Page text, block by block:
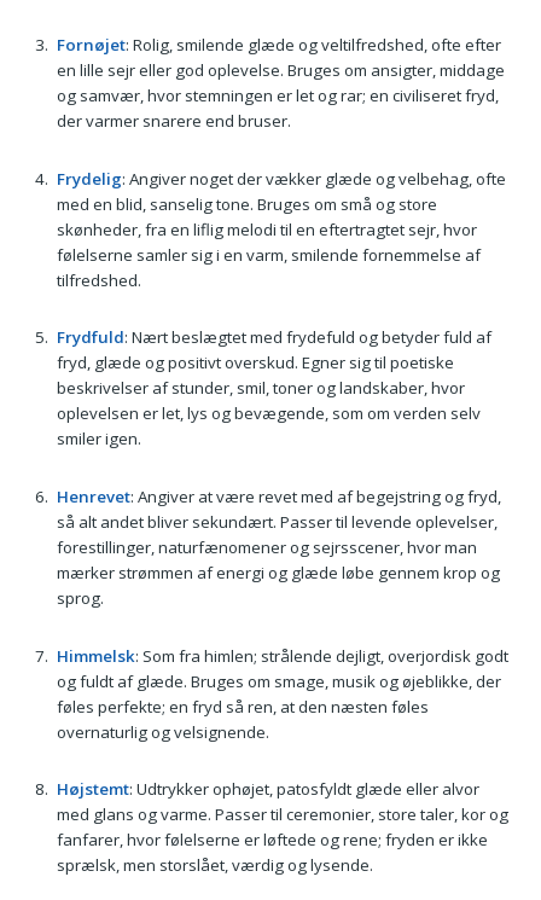
Fornøjet: Rolig, smilende glæde og veltilfredshed, ofte efter
en lille sejr eller god oplevelse. Bruges om ansigter, middage
og samvær, hvor stemningen er let og rar; en civiliseret fryd,
der varmer snarere end bruser.
Frydelig: Angiver noget der vækker glæde og velbehag, ofte
med en blid, sanselig tone. Bruges om små og store
skønheder, fra en liflig melodi til en eftertragtet sejr, hvor
følelserne samler sig i en varm, smilende fornemmelse af
tilfredshed.
Frydfuld: Nært beslægtet med frydefuld og betyder fuld af
fryd, glæde og positivt overskud. Egner sig til poetiske
beskrivelser af stunder, smil, toner og landskaber, hvor
oplevelsen er let, lys og bevægende, som om verden selv
smiler igen.
Henrevet: Angiver at være revet med af begejstring og fryd,
så alt andet bliver sekundært. Passer til levende oplevelser,
forestillinger, naturfænomener og sejrsscener, hvor man
mærker strømmen af energi og glæde løbe gennem krop og
sprog.
Himmelsk: Som fra himlen; strålende dejligt, overjordisk godt
og fuldt af glæde. Bruges om smage, musik og øjeblikke, der
føles perfekte; en fryd så ren, at den næsten føles
overnaturlig og velsignende.
Højstemt: Udtrykker ophøjet, patosfyldt glæde eller alvor
med glans og varme. Passer til ceremonier, store taler, kor og
fanfarer, hvor følelserne er løftede og rene; fryden er ikke
sprælsk, men storslået, værdig og lysende.